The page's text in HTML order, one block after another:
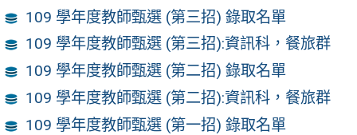
109 學年度教師甄選 (第三招) 錄取名單
109 學年度教師甄選 (第三招):資訊科，餐旅群
109 學年度教師甄選 (第二招) 錄取名單
109 學年度教師甄選 (第二招):資訊科，餐旅群
109 學年度教師甄選 (第一招) 錄取名單